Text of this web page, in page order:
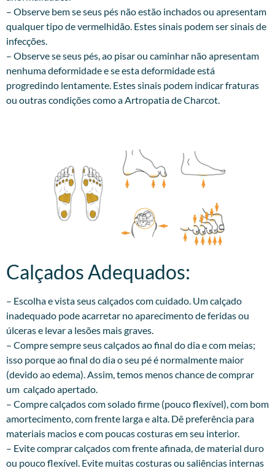
– Observe bem se seus pés não estão inchados ou apresentam
qualquer tipo de vermelhidão. Estes sinais podem ser sinais de
infecções.
– Observe se seus pés, ao pisar ou caminhar não apresentam
nenhuma deformidade e se esta deformidade está
progredindo lentamente. Estes sinais podem indicar fraturas
ou outras condições como a Artropatia de Charcot.
Calçados Adequados:​
– Escolha e vista seus calçados com cuidado. Um calçado
inadequado pode acarretar no aparecimento de feridas ou
úlceras e levar a lesões mais graves.
– Compre sempre seus calçados ao final do dia e com meias;
isso porque ao final do dia o seu pé é normalmente maior
(devido ao edema). Assim, temos menos chance de comprar
um calçado apertado.
– Compre calçados com solado firme (pouco flexível), com bom
amortecimento, com frente larga e alta. Dê preferência para
materiais macios e com poucas costuras em seu interior.
– Evite comprar calçados com frente afinada, de material duro
ou pouco flexível. Evite muitas costuras ou saliências internas